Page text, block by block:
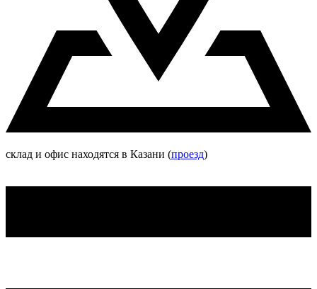
склад и офис находятся в Казани (проезд)